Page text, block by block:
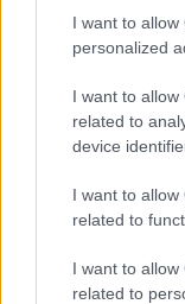
I want to
personalized
I want to
related to
device
I want to
related to
I want to
related to
Αλκοόλ
Ο βασικός
στη γρήγορη